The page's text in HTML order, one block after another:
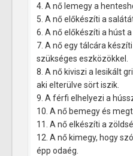
4. A nő lemegy a
5. A nő előkészíti a
6. A nő előkészíti a húst a
7. A nő egy tálcára
szükséges eszközökkel.
8. A nő kiviszi a lesikált
aki elterülve sört iszik.
9. A férfi elhelyezi a
10. A nő bemegy és
11. A nő elkészíti a
12. A nő kimegy, hogy
épp odaég.